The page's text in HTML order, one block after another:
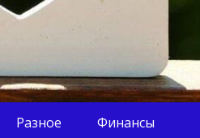
Разное Финансы